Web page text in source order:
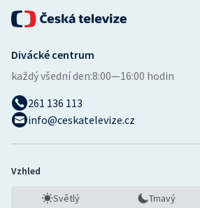
Divácké centrum
každý všední den:8:00—16:00 hodin
261 136 113
info@ceskatelevize.cz
Vzhled
Světlý Tmavý